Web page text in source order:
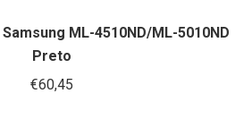
ML-4510ND/ML-5010ND
Preto
€60,45